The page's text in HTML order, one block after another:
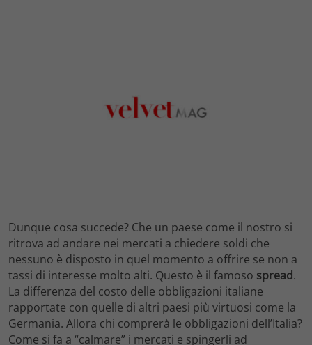
Dunque cosa succede? Che un paese come il nostro si
ritrova ad andare nei mercati a chiedere soldi che
nessuno è disposto in quel momento a offrire se non a
tassi di interesse molto alti. Questo è il famoso spread.
La differenza del costo delle obbligazioni italiane
rapportate con quelle di altri paesi più virtuosi come la
Germania. Allora chi comprerà le obbligazioni dell’Italia?
Come si fa a “calmare” i mercati e spingerli ad